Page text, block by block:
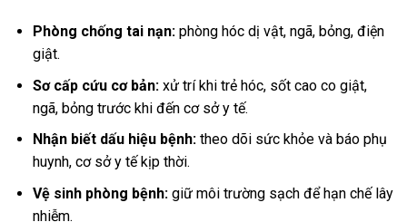
Phòng chống tai nạn:phòng hóc dị vật, ngã, bỏng, điện
giật.
Sơ cấp cứu cơ bản:xử trí khi trẻ hóc, sốt cao co giật,
ngã, bỏng trước khi đến cơ sở y tế.
Nhận biết dấu hiệu bệnh:theo dõi sức khỏe và báo phụ
huynh, cơ sở y tế kịp thời.
Vệ sinh phòng bệnh:giữ môi trường sạch để hạn chế lây
nhiễm.